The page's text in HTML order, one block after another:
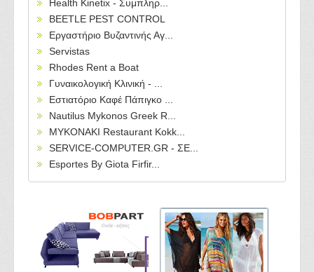
Health Kinetix - Συμπληρ...
BEETLE PEST CONTROL
Εργαστήριο Βυζαντινής Αγ...
Servistas
Rhodes Rent a Boat
Γυναικολογική Κλινική - ...
Εστιατόριο Καφέ Πάπιγκο ...
Nautilus Mykonos Greek R...
MYKONAKI Restaurant Kokk...
SERVICE-COMPUTER.GR - ΣΕ...
Esportes By Giota Firfir...